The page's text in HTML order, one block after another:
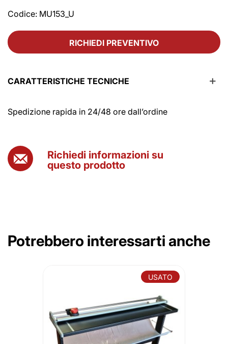
Codice: MU153_U
RICHIEDI PREVENTIVO
CARATTERISTICHE TECNICHE
Spedizione rapida in 24/48 ore dall’ordine
Richiedi informazioni su
questo prodotto
Potrebbero interessarti anche
USATO